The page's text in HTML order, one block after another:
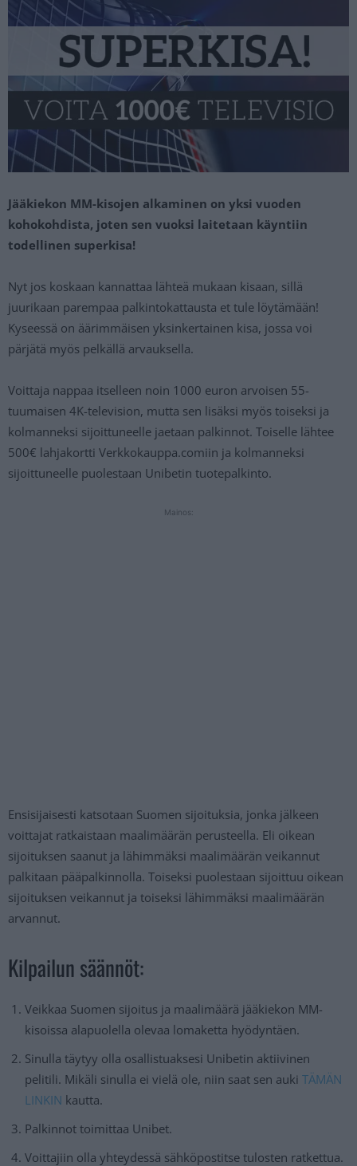
Jääkiekon MM-kisojen alkaminen on yksi vuoden
kohokohdista, joten sen vuoksi laitetaan käyntiin
todellinen superkisa!
Nyt jos koskaan kannattaa lähteä mukaan kisaan, sillä
juurikaan parempaa palkintokattausta et tule löytämään!
Kyseessä on äärimmäisen yksinkertainen kisa, jossa voi
pärjätä myös pelkällä arvauksella.
Voittaja nappaa itselleen noin 1000 euron arvoisen 55-
tuumaisen 4K-television, mutta sen lisäksi myös toiseksi ja
kolmanneksi sijoittuneelle jaetaan palkinnot. Toiselle lähtee
500€ lahjakortti Verkkokauppa.comiin ja kolmanneksi
sijoittuneelle puolestaan Unibetin tuotepalkinto.
Mainos:
Ensisijaisesti katsotaan Suomen sijoituksia, jonka jälkeen
voittajat ratkaistaan maalimäärän perusteella. Eli oikean
sijoituksen saanut ja lähimmäksi maalimäärän veikannut
palkitaan pääpalkinnolla. Toiseksi puolestaan sijoittuu oikean
sijoituksen veikannut ja toiseksi lähimmäksi maalimäärän
arvannut.
Kilpailun säännöt:
Veikkaa Suomen sijoitus ja maalimäärä jääkiekon MM-
kisoissa alapuolella olevaa lomaketta hyödyntäen.
Sinulla täytyy olla osallistuaksesi Unibetin aktiivinen
pelitili. Mikäli sinulla ei vielä ole, niin saat sen auki TÄMÄN
LINKIN kautta.
Palkinnot toimittaa Unibet.
Voittajiin olla yhteydessä sähköpostitse tulosten ratkettua.